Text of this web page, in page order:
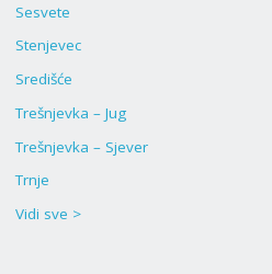
Sesvete
Stenjevec
Središće
Trešnjevka – Jug
Trešnjevka – Sjever
Trnje
Vidi sve >